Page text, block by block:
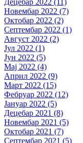
Новембар 2022 (7)
Октобар 2022 (2)
Септембар 2022 (1)
Август 2022 (2)
Јул 2022 (1)
Јун 2022 (5)
Мај 2022 (4)
Април 2022 (9)
Март 2022 (15)
Фебруар 2022 (12)
Јануар 2022 (5)
Децебар 2021 (8)
Новембар 2021 (5)
Октобар 2021 (7)
Септембар 2021 (5)